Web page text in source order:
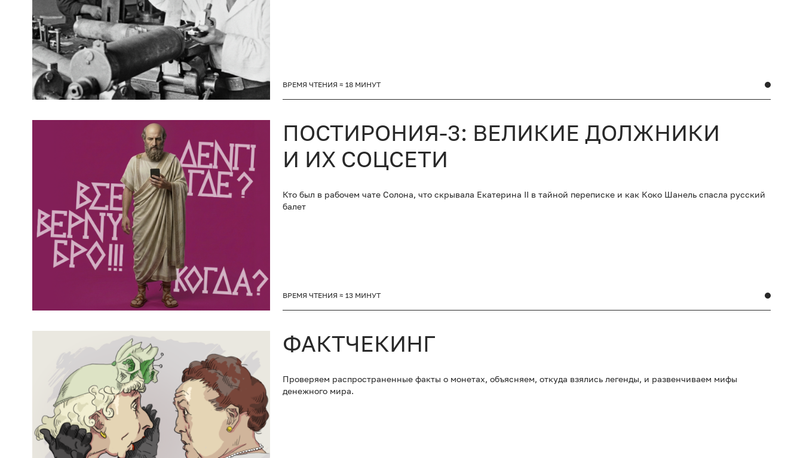
ВРЕМЯ ЧТЕНИЯ ≈ 18 МИНУТ
ПОСТИРОНИЯ-3: ВЕЛИКИЕ ДОЛЖНИКИ
И ИХ СОЦСЕТИ
Кто был в рабочем чате Солона, что скрывала Екатерина II в тайной переписке и как Коко Шанель спасла русский
балет
ВРЕМЯ ЧТЕНИЯ ≈ 13 МИНУТ
ФАКТЧЕКИНГ
Проверяем распространенные факты о монетах, объясняем, откуда взялись легенды, и развенчиваем мифы
денежного мира.